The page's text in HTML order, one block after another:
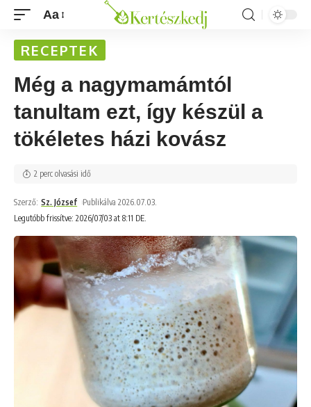
Aa
RECEPTEK
Még a nagymamámtól
tanultam ezt, így készül a
tökéletes házi kovász
Legutóbb frissítve: 2026/07/03 at 8:11 DE.
Szerző: Sz. József Publikálva 2026.07.03.
2 perc olvasási idő